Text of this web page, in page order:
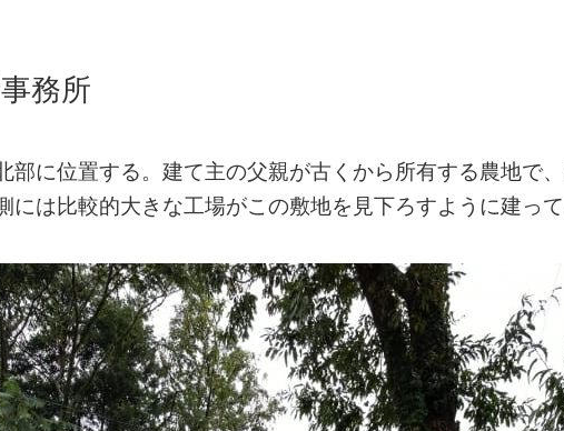
務所
部に位置する。建て主の父親が古くから所有する農地で
には比較的大きな工場がこの敷地を見下ろすように建って